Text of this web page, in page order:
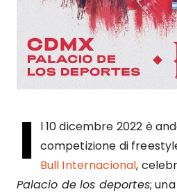
I
l 10 dicembre 2022 è
competizione di
Bull Internacional,
Palacio de los deportes;